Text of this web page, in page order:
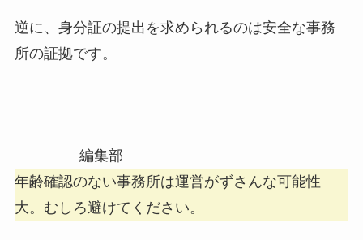
逆に、身分証の提出を求められるのは安全な事務
所の証拠です。
編集部
年齢確認のない事務所は運営がずさんな可能性
大。むしろ避けてください。